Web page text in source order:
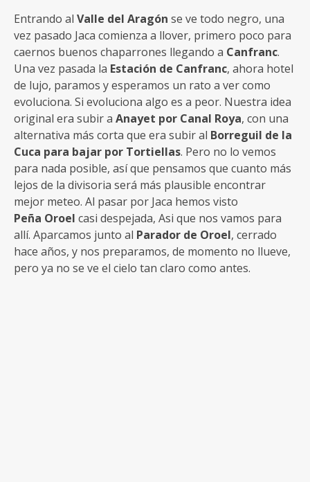
Entrando al Valle del Aragón se ve todo negro, una
vez pasado Jaca comienza a llover, primero poco para
caernos buenos chaparrones llegando a Canfranc.
Una vez pasada la Estación de Canfranc, ahora hotel
de lujo, paramos y esperamos un rato a ver como
evoluciona. Si evoluciona algo es a peor. Nuestra idea
original era subir a Anayet por Canal Roya, con una
alternativa más corta que era subir al Borreguil de la
Cuca para bajar por Tortiellas. Pero no lo vemos
para nada posible, así que pensamos que cuanto más
lejos de la divisoria será más plausible encontrar
mejor meteo. Al pasar por Jaca hemos visto
Peña Oroel casi despejada, Asi que nos vamos para
allí. Aparcamos junto al Parador de Oroel, cerrado
hace años, y nos preparamos, de momento no llueve,
pero ya no se ve el cielo tan claro como antes.